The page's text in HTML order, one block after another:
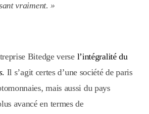
vraiment. »
Bitedge verse l’intégralité du
. Il s’agit certes d’une société de paris
mais aussi du pays
avancé en termes de